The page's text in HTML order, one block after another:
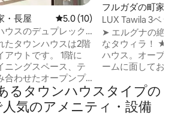
・長屋 レビュー10件、5つ星中5.0つ
5.0 (10)
ウスのデュプレック
スマリーナ
たタウンハウスは2階
トです。 1階に
ニングスペース、テ
合わせたオープンプ
の階には、
ルバスルーム、ラン
備えた専用の寝室も
フルガダの町家・
LUX Tawila 3ベッ
ス、ラグーンビュ
➤ エルグナの絶景
なタウィラ！ ★ 3ベッドルームのタウン
ハウス。オープン
ームに面しており
宿泊施設の目の前
クセスも簡単です。 ★ グルメスー
で徒歩5分 ★アブ
るタウンハウスタイプの
気のアメニティ・設備